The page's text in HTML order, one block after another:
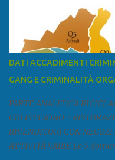
Lucca Ÿ la Versilia Ÿ la
Fonte: wikipedia Presenze
presenze mafiose in
nella relazione del 2001
Livorno e Lucca agiscono i
DATI ACCADIMENTI
GANG E CRIMINALITÀ
PARTE ANALITICA
COLPITI SONO: •
RIVENDITORI CON
ATTIVITÀ VARIE Le 5